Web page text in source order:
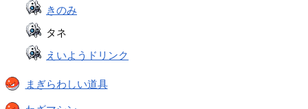
きのみ
タネ
えいようドリンク
まぎらわしい道具